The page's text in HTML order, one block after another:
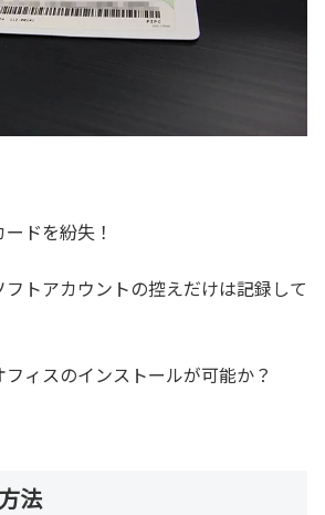
ドを紛失！
トアカウントの控えだけは記録して
ィスのインストールが可能か？
法